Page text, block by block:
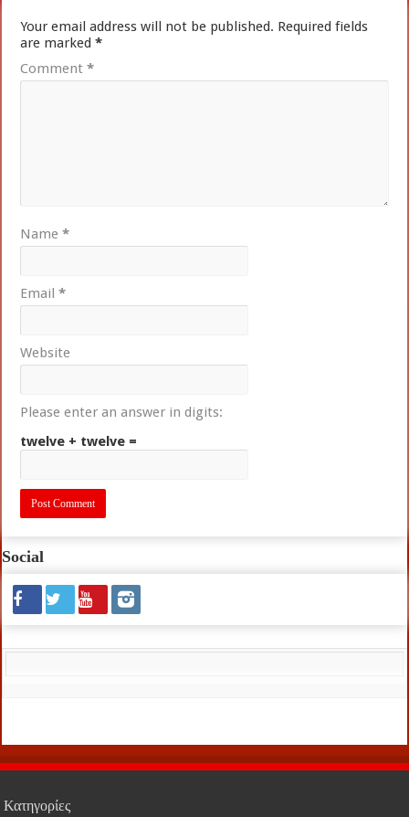
Your email address will not be published. Required fields
are marked*
Comment*
Name*
Email*
Website
Please enter an answer in digits:
twelve + twelve =
Social
Κατηγορίες